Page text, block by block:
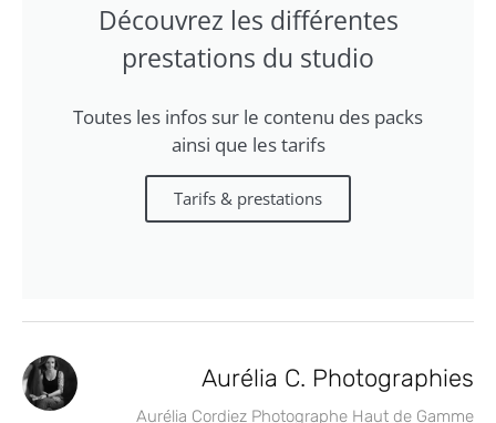
Découvrez les différentes
prestations du studio
Toutes les infos sur le contenu des packs
ainsi que les tarifs
Tarifs & prestations
Aurélia C. Photographies
Aurélia Cordiez Photographe Haut de Gamme